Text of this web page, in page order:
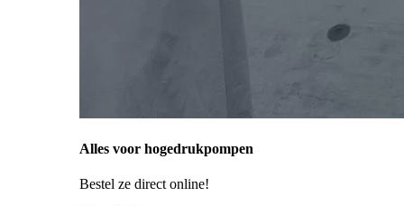
Alles voor hogedrukpompen
Bestel ze direct online!